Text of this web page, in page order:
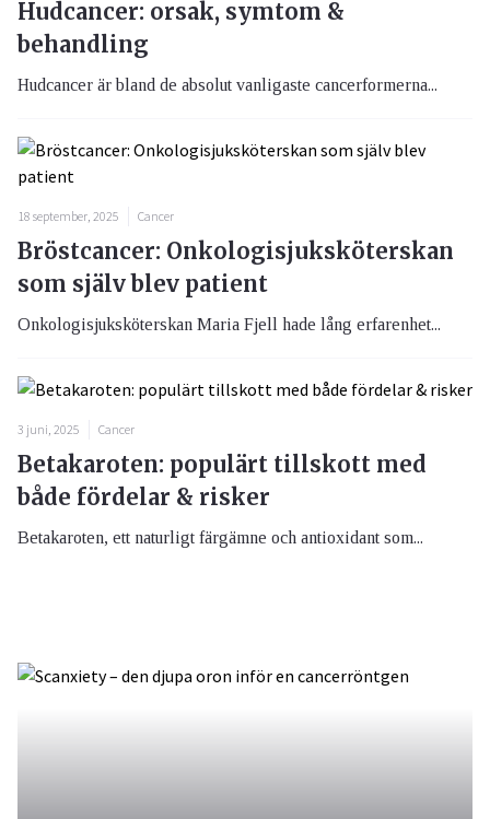
Hudcancer: orsak, symtom &
behandling
Hudcancer är bland de absolut vanligaste cancerformerna...
18 september, 2025 Cancer
Bröstcancer: Onkologisjuksköterskan
som själv blev patient
Onkologisjuksköterskan Maria Fjell hade lång erfarenhet...
3 juni, 2025 Cancer
Betakaroten: populärt tillskott med
både fördelar & risker
Betakaroten, ett naturligt färgämne och antioxidant som...